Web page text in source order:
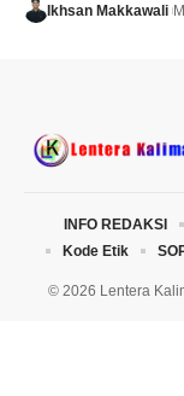
Ikhsan Makkawali
© 2026 Lentera
INFO REDAKSI
Kode Etik